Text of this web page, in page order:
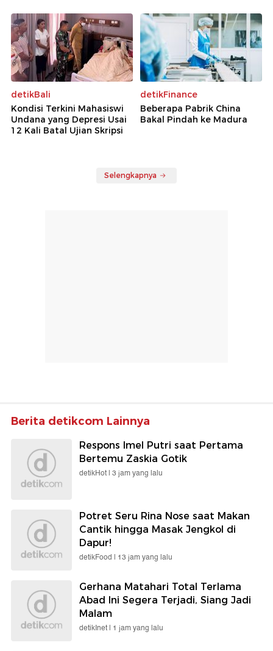
detikBali
Kondisi Terkini Mahasiswi
Undana yang Depresi Usai
12 Kali Batal Ujian Skripsi
detikFinance
Beberapa Pabrik China
Bakal Pindah ke Madura
Selengkapnya
Berita detikcom Lainnya
Respons Imel Putri saat Pertama
Bertemu Zaskia Gotik
detikHot | 3 jam yang lalu
Potret Seru Rina Nose saat Makan
Cantik hingga Masak Jengkol di
Dapur!
detikFood | 13 jam yang lalu
Gerhana Matahari Total Terlama
Abad Ini Segera Terjadi, Siang Jadi
Malam
detikInet | 1 jam yang lalu